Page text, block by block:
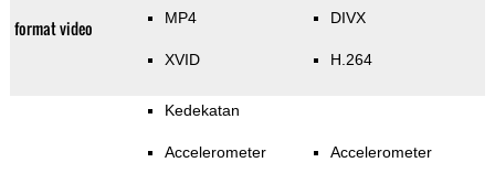
format video MP4
XVID
DIVX
H.264
Kedekatan
Accelerometer Accelerometer